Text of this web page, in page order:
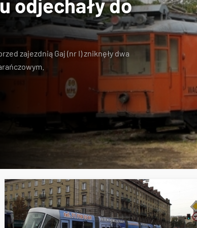
odjechały do
zajezdnią Gaj (nr I)zniknęły dwa